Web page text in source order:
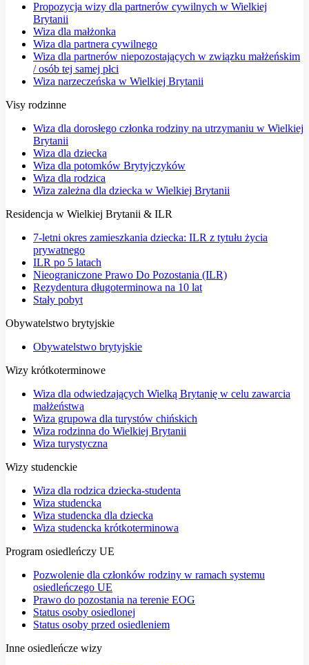
Propozycja wizy dla partnerów cywilnych w Wielkiej
Brytanii
Wiza dla małżonka
Wiza dla partnera cywilnego
Wiza dla partnerów niepozostających w związku małżeńskim
/ osób tej samej płci
Wiza narzeczeńska w Wielkiej Brytanii
Visy rodzinne
Wiza dla dorosłego członka rodziny na utrzymaniu w Wielkiej
Brytanii
Wiza dla dziecka
Wiza dla potomków Brytyjczyków
Wiza dla rodzica
Wiza zależna dla dziecka w Wielkiej Brytanii
Residencja w Wielkiej Brytanii & ILR
7-letni okres zamieszkania dziecka: ILR z tytułu życia
prywatnego
ILR po 5 latach
Nieograniczone Prawo Do Pozostania (ILR)
Rezydentura długoterminowa na 10 lat
Stały pobyt
Obywatelstwo brytyjskie
Obywatelstwo brytyjskie
Wizy krótkoterminowe
Wiza dla odwiedzających Wielką Brytanię w celu zawarcia
małżeństwa
Wiza grupowa dla turystów chińskich
Wiza rodzinna do Wielkiej Brytanii
Wiza turystyczna
Wizy studenckie
Wiza dla rodzica dziecka-studenta
Wiza studencka
Wiza studencka dla dziecka
Wiza studencka krótkoterminowa
Program osiedleńczy UE
Pozwolenie dla członków rodziny w ramach systemu
osiedleńczego UE
Prawo do pozostania na terenie EOG
Status osoby osiedlonej
Status osoby przed osiedleniem
Inne osiedleńcze wizy